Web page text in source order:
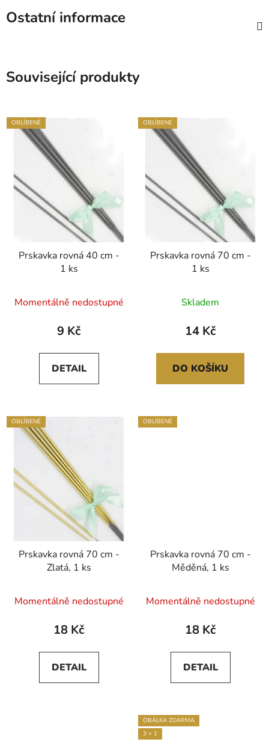
Ostatní informace
Související produkty
OBLÍBENÉ
Prskavka rovná 40 cm -
1 ks
hodnocení
produktu
5,0
z
Momentálně nedostupné
9 Kč
DETAIL
OBLÍBENÉ
Prskavka rovná 70 cm -
1 ks
Skladem
14 Kč
DO KOŠÍKU
OBLÍBENÉ
Prskavka rovná 70 cm -
Zlatá, 1 ks
Momentálně nedostupné
18 Kč
DETAIL
OBLÍBENÉ
Prskavka rovná 70 cm -
Měděná, 1 ks
Momentálně nedostupné
18 Kč
DETAIL
OBÁLKA ZDARMA
3 + 1